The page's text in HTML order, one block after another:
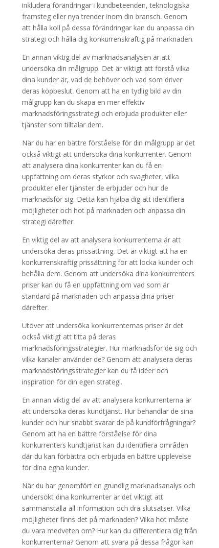
inkludera förändringar i kundbeteenden, teknologiska
framsteg eller nya trender inom din bransch. Genom
att hålla koll på dessa förändringar kan du anpassa din
strategi och hålla dig konkurrenskraftig på marknaden.
En annan viktig del av marknadsanalysen är att
undersöka din målgrupp. Det är viktigt att förstå vilka
dina kunder är, vad de behöver och vad som driver
deras köpbeslut. Genom att ha en tydlig bild av din
målgrupp kan du skapa en mer effektiv
marknadsföringsstrategi och erbjuda produkter eller
tjänster som tilltalar dem.
När du har en bättre förståelse för din målgrupp är det
också viktigt att undersöka dina konkurrenter. Genom
att analysera dina konkurrenter kan du få en
uppfattning om deras styrkor och svagheter, vilka
produkter eller tjänster de erbjuder och hur de
marknadsför sig. Detta kan hjälpa dig att identifiera
möjligheter och hot på marknaden och anpassa din
strategi därefter.
En viktig del av att analysera konkurrenterna är att
undersöka deras prissättning. Det är viktigt att ha en
konkurrenskraftig prissättning för att locka kunder och
behålla dem. Genom att undersöka dina konkurrenters
priser kan du få en uppfattning om vad som är
standard på marknaden och anpassa dina priser
därefter.
Utöver att undersöka konkurrenternas priser är det
också viktigt att titta på deras
marknadsföringsstrategier. Hur marknadsför de sig och
vilka kanaler använder de? Genom att analysera deras
marknadsföringsstrategier kan du få idéer och
inspiration för din egen strategi.
En annan viktig del av att analysera konkurrenterna är
att undersöka deras kundtjänst. Hur behandlar de sina
kunder och hur snabbt svarar de på kundförfrågningar?
Genom att ha en bättre förståelse för dina
konkurrenters kundtjänst kan du identifiera områden
där du kan förbättra och erbjuda en bättre upplevelse
för dina egna kunder.
När du har genomfört en grundlig marknadsanalys och
undersökt dina konkurrenter är det viktigt att
sammanställa all information och dra slutsatser. Vilka
möjligheter finns det på marknaden? Vilka hot måste
du vara medveten om? Hur kan du differentiera dig från
konkurrenterna? Genom att svara på dessa frågor kan